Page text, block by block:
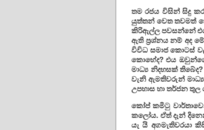
තම රජය විසින් සිදු
යුත්තන් වෙත තවමත්
කිරිඇල්ල පවසන්නේ
ඇති ප්‍රශ්නය නම් අද
විවිධ සමාජ කොටස්
කොහේද? එය
මාධ්‍ය නිදහසක්
වැනි ඇමතිවරුන්
උපහාස හා තර්ජන තුල
කෝප් කමිටු
කලෝය. ඒත් දැන්
යැ යි අගමැතිවරයා